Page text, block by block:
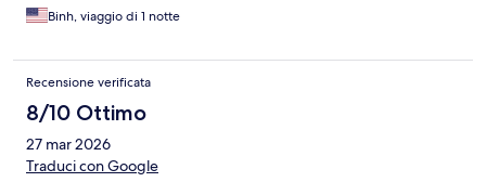
Binh, viaggio di 1 notte
Recensione verificata
8/10 Ottimo
27 mar 2026
Traduci con Google